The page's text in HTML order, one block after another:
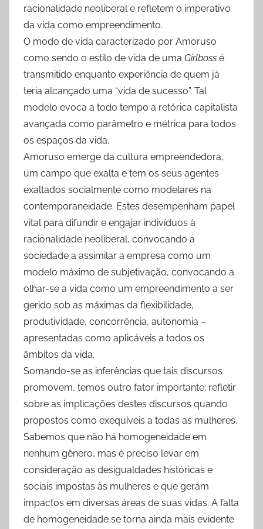
racionalidade neoliberal e refletem o imperativo
da vida como empreendimento.
O modo de vida caracterizado por Amoruso
como sendo o estilo de vida de uma Girlboss é
transmitido enquanto experiência de quem já
teria alcançado uma “vida de sucesso”. Tal
modelo evoca a todo tempo a retórica capitalista
avançada como parâmetro e métrica para todos
os espaços da vida.
Amoruso emerge da cultura empreendedora,
um campo que exalta e tem os seus agentes
exaltados socialmente como modelares na
contemporaneidade. Estes desempenham papel
vital para difundir e engajar indivíduos à
racionalidade neoliberal, convocando a
sociedade a assimilar a empresa como um
modelo máximo de subjetivação, convocando a
olhar-se a vida como um empreendimento a ser
gerido sob as máximas da flexibilidade,
produtividade, concorrência, autonomia –
apresentadas como aplicáveis a todos os
âmbitos da vida.
Somando-se as inferências que tais discursos
promovem, temos outro fator importante: refletir
sobre as implicações destes discursos quando
propostos como exequíveis a todas as mulheres.
Sabemos que não há homogeneidade em
nenhum gênero, mas é preciso levar em
consideração as desigualdades históricas e
sociais impostas às mulheres e que geram
impactos em diversas áreas de suas vidas. A falta
de homogeneidade se torna ainda mais evidente